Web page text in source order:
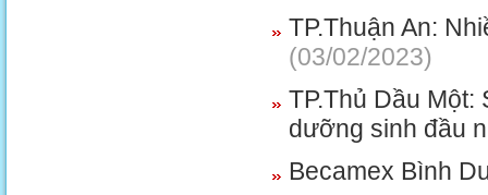
TP.Thuận An:
(03/02/2023)
TP.Thủ Dầu
dưỡng sinh đầu
Becamex Bình